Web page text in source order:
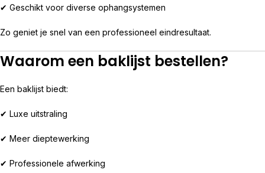
✔ Geschikt voor diverse ophangsystemen
Zo geniet je snel van een professioneel eindresultaat.
Waarom een baklijst bestellen?
Een baklijst biedt:
✔ Luxe uitstraling
✔ Meer dieptewerking
✔ Professionele afwerking